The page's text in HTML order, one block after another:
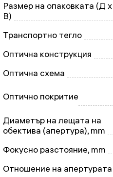
Размер на опаковката (Д
В)
Транспортно тегло
Оптична конструкция
Оптична схема
Оптично покритие
Диаметър на лещата на
обектива (апертура), mm
Фокусно разстояние, mm
Отношение на апертурата